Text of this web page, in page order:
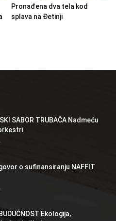
Pronađena dva tela kod
splava na Đetinji
SABOR TRUBAČA Nadmeću
o sufinansiranju NAFFIT
Ekologija,